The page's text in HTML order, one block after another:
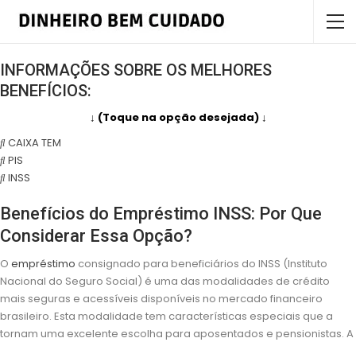
INFORMAÇÕES SOBRE OS MELHORES
BENEFÍCIOS:
↓ (Toque na opção desejada) ↓
CAIXA TEM
PIS
INSS
Benefícios do Empréstimo INSS: Por Que
Considerar Essa Opção?
O empréstimo consignado para beneficiários do INSS (Instituto
Nacional do Seguro Social) é uma das modalidades de crédito
mais seguras e acessíveis disponíveis no mercado financeiro
brasileiro. Esta modalidade tem características especiais que a
tornam uma excelente escolha para aposentados e pensionistas. A